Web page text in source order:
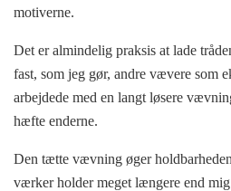
motiverne.
Det er almindelig praksis at lade
fast, som jeg gør, andre vævere som
arbejdede med en langt løsere
hæfte enderne.
Den tætte vævning øger
værker holder meget længere end mig